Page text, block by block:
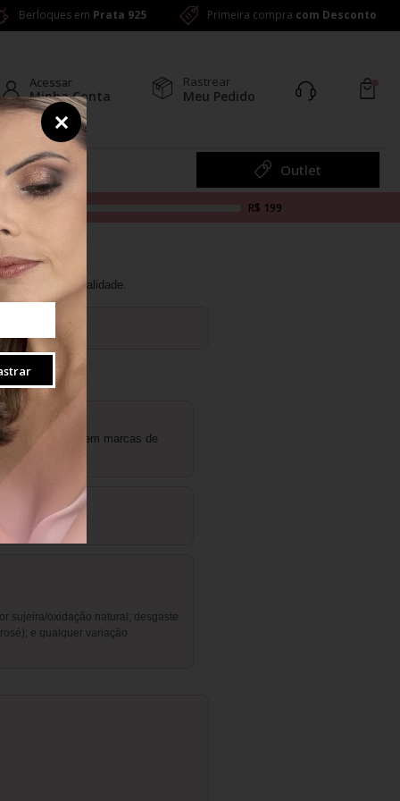
Berloques em Prata 925 Primeira compra com Desconto
Acessar
Minha Conta
Rastrear
Meu Pedido
Colar Outlet
R$ 199
e de qualidade.
estar intacta, sem marcas de
sujeira/oxidação natural; desgaste
e qualquer variação